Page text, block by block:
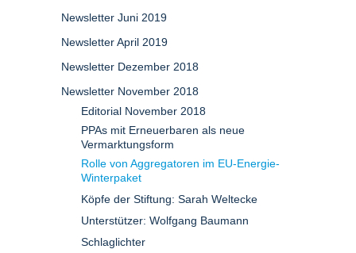
Newsletter Juni 2019
Newsletter April 2019
Newsletter Dezember 2018
Newsletter November 2018
Editorial November 2018
PPAs mit Erneuerbaren als neue
Vermarktungsform
Rolle von Aggregatoren im EU-Energie-
Winterpaket
Köpfe der Stiftung: Sarah Weltecke
Unterstützer: Wolfgang Baumann
Schlaglichter